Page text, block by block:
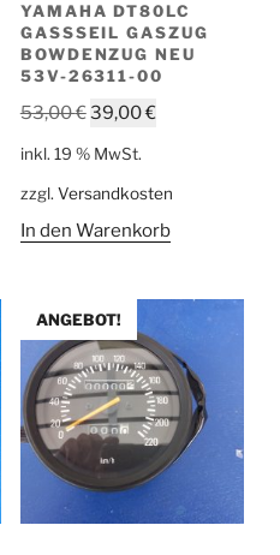
YAMAHA DT80LC
GASSSEIL GASZUG
BOWDENZUG NEU
53V-26311-00
53,00€Ursprünglicher
53,00 €
39,00€Aktueller
39,00 €.
inkl. 19 % MwSt.
zzgl. Versandkosten
In den Warenkorb
ANGEBOT!